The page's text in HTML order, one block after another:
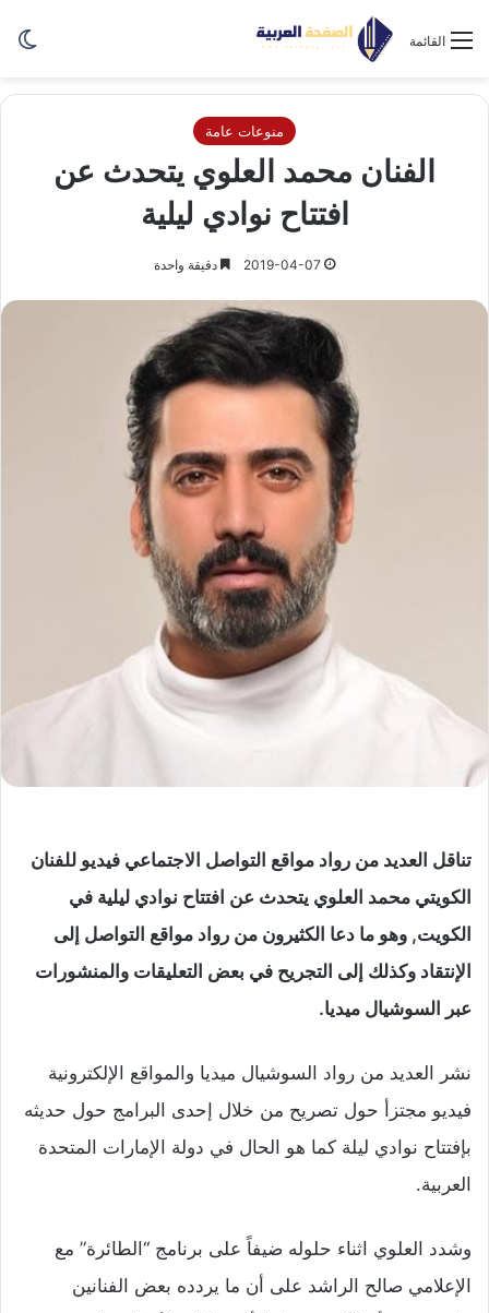
القائمة
منوعات عامة
الفنان محمد العلوي يتحدث عن
افتتاح نوادي ليلية
2019-04-07 دقيقة واحدة
تناقل العديد من رواد مواقع التواصل الاجتماعي فيديو للفنان
الكويتي محمد العلوي يتحدث عن افتتاح نوادي ليلية في
الكويت, وهو ما دعا الكثيرون من رواد مواقع التواصل إلى
الإنتقاد وكذلك إلى التجريح في بعض التعليقات والمنشورات
عبر السوشيال ميديا.
نشر العديد من رواد السوشيال ميديا والمواقع الإلكترونية
فيديو مجتزأ حول تصريح من خلال إحدى البرامج حول حديثه
بإفتتاح نوادي ليلة كما هو الحال في دولة الإمارات المتحدة
العربية.
وشدد العلوي اثناء حلوله ضيفاً على برنامج “الطائرة” مع
الإعلامي صالح الراشد على أن ما يردده بعض الفنانين